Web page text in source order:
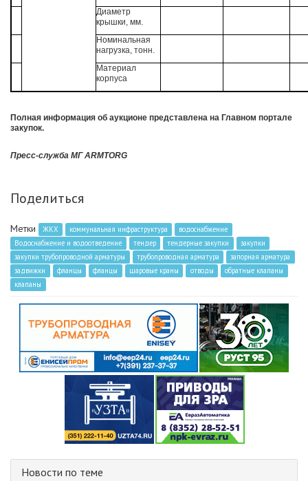
Диаметр
крышки, мм.
Номинальная
нагрузка, тонн.
Материал
корпуса
Полная информация об аукционе представлена на Главном портале
закупок.
Пресс-служба МГ ARMTORG
Поделиться
Метки ЖКХ коммунальная инфраструктура
водоснабжение
Водоснабжение и водоотведение
тендер тендерные закупки
закупки
закупки трубопроводной арматуры
трубопроводная арматура
запорная арматура
задвижки
фланцы фланцы шаровые краны отводы
обратные клапаны
клапаны
Новости по теме